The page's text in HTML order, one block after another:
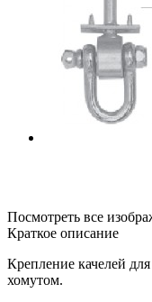
Посмотреть все
Краткое описание
Крепление качелей
хомутом.